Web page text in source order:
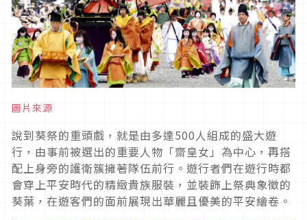
圖片來源
說到葵祭的重頭戲，就是由多達500人組成的盛大遊
行，由事前被選出的重要人物「齋皇女」為中心，再搭
配上身旁的護衛簇擁著隊伍前行。遊行者們在遊行時都
會穿上平安時代的精緻貴族服裝，並裝飾上祭典象徵的
葵葉，在遊客們的面前展現出華麗且優美的平安繪卷。